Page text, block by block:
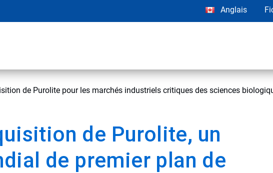
Anglais
de Purolite pour les marchés industriels critiques des sciences
de Purolite, un
de premier plan de